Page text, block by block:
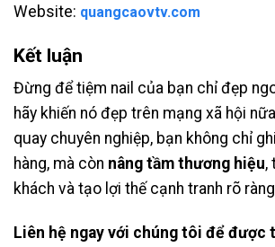
Website: quangcaovtv.com
Kết luận
Đừng để tiệm nail của bạn chỉ đẹp
hãy khiến nó đẹp trên mạng xã hội
quay chuyên nghiệp, bạn không chỉ
hàng, mà còn nâng tầm thương hiệu,
khách và tạo lợi thế cạnh tranh rõ
Liên hệ ngay với chúng tôi để được